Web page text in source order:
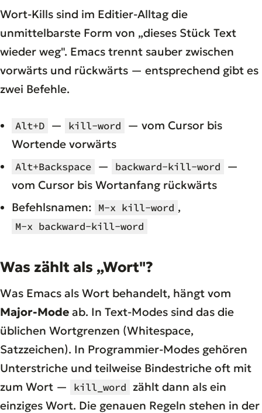
Wort-Kills sind im Editier-Alltag die
unmittelbarste Form von „dieses Stück Text
wieder weg". Emacs trennt sauber zwischen
vorwärts und rückwärts — entsprechend gibt es
zwei Befehle.
Alt+D — kill-word
— vom Cursor bis
Wortende vorwärts
Alt+Backspace — backward-kill-word
—
vom Cursor bis Wortanfang rückwärts
Befehlsnamen: M-x kill-word ,
M-x backward-kill-word
Was zählt als „Wort"?
Was Emacs als Wort behandelt, hängt vom
Major-Mode ab. In Text-Modes sind das die
üblichen Wortgrenzen (Whitespace,
Satzzeichen). In Programmier-Modes gehören
Unterstriche und teilweise Bindestriche oft mit
zum Wort —
kill_word zählt dann als ein
einziges Wort. Die genauen Regeln stehen in der